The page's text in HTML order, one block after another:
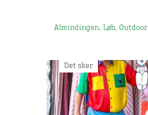
Almindingen, Løb, Outdoor
Det sker